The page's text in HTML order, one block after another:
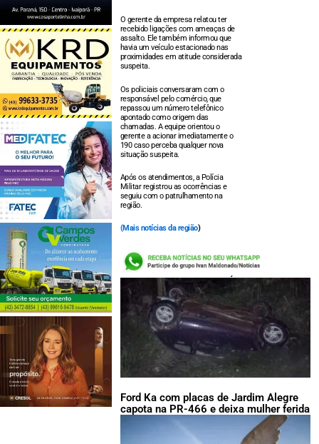
O gerente da empresa relatou ter
recebido ligações com ameaças de
assalto. Ele também informou que
havia um veículo estacionado nas
proximidades em atitude considerada
suspeita.
Os policiais conversaram com o
responsável pelo comércio, que
repassou um número telefônico
apontado como origem das
chamadas. A equipe orientou o
gerente a acionar imediatamente o
190 caso perceba qualquer nova
situação suspeita.
Após os atendimentos, a Polícia
Militar registrou as ocorrências e
seguiu com o patrulhamento na
região.
(Mais notícias da região)
LEIA TAMBÉM:
Ford Ka com placas de Jardim Alegre
capota na PR-466 e deixa mulher ferida